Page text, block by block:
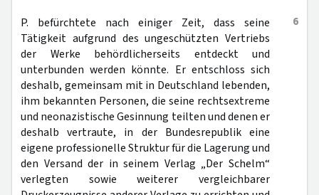
6
P. befürchtete nach einiger Zeit, dass seine
Tätigkeit aufgrund des ungeschützten Vertriebs
der Werke behördlicherseits entdeckt und
unterbunden werden könnte. Er entschloss sich
deshalb, gemeinsam mit in Deutschland lebenden,
ihm bekannten Personen, die seine rechtsextreme
und neonazistische Gesinnung teilten und denen er
deshalb vertraute, in der Bundesrepublik eine
eigene professionelle Struktur für die Lagerung und
den Versand der in seinem Verlag „Der Schelm“
verlegten sowie weiterer vergleichbarer